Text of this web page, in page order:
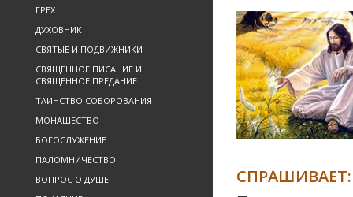
ГРЕХ
ДУХОВНИК
СВЯТЫЕ И ПОДВИЖНИКИ
СВЯЩЕННОЕ ПИСАНИЕ И
СВЯЩЕННОЕ ПРЕДАНИЕ
ТАИНСТВО СОБОРОВАНИЯ
МОНАШЕСТВО
БОГОСЛУЖЕНИЕ
ПАЛОМНИЧЕСТВО
ВОПРОС О ДУШЕ
СПРАШИВАЕТ: